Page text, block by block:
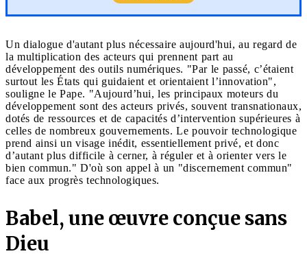
Un dialogue d'autant plus nécessaire aujourd'hui, au regard de
la multiplication des acteurs qui prennent part au
développement des outils numériques. "Par le passé, c’étaient
surtout les États qui guidaient et orientaient l’innovation",
souligne le Pape. "Aujourd’hui, les principaux moteurs du
développement sont des acteurs privés, souvent transnationaux,
dotés de ressources et de capacités d’intervention supérieures à
celles de nombreux gouvernements. Le pouvoir technologique
prend ainsi un visage inédit, essentiellement privé, et donc
d’autant plus difficile à cerner, à réguler et à orienter vers le
bien commun." D'où son appel à un "discernement commun"
face aux progrès technologiques.
Babel, une œuvre conçue sans
Dieu